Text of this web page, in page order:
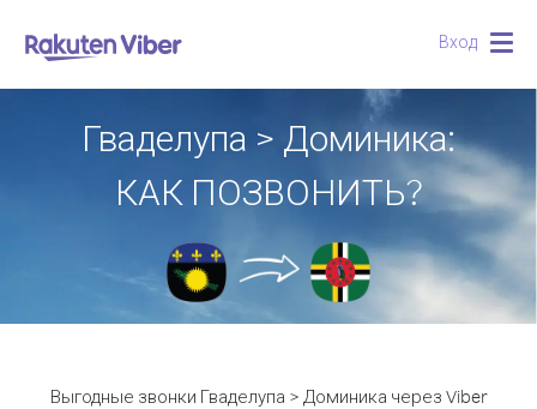
Вход
Гваделупа > Доминика:
КАК ПОЗВОНИТЬ?
Выгодные звонки Гваделупа > Доминика через Viber